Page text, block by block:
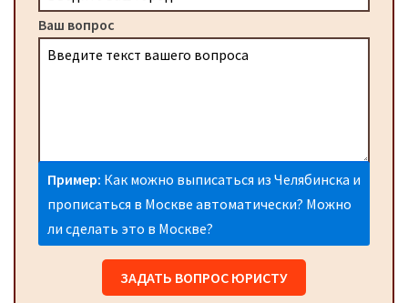
Ваш вопрос
Пример: Как можно выписаться из Челябинска и
прописаться в Москве автоматически? Можно
ли сделать это в Москве?
ЗАДАТЬ ВОПРОС ЮРИСТУ